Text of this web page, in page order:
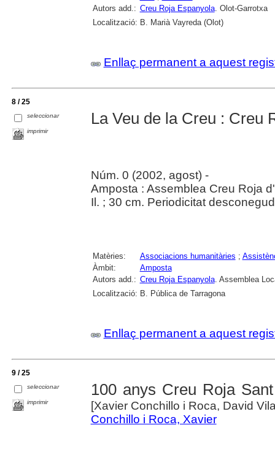
Autors add.: Creu Roja Espanyola. Olot-Garrotxa
Localització: B. Marià Vayreda (Olot)
Enllaç permanent a aquest
8 / 25
seleccionar
imprimir
La Veu de la Creu : Creu
Núm. 0 (2002, agost) -
Amposta : Assemblea Creu Roja
Il. ; 30 cm. Periodicitat
Matèries: Associacions humanitàries ;
Àmbit:
Amposta
Autors add.: Creu Roja Espanyola. Assemblea
Localització: B. Pública de Tarragona
Enllaç permanent a aquest
9 / 25
seleccionar
imprimir
100 anys Creu Roja
[Xavier Conchillo i Roca, David
Conchillo i Roca, Xavier